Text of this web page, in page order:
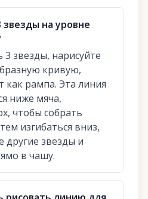
звезды на уровне
звезды, нарисуйте
кривую,
как рампа. Эта линия
ниже мяча,
чтобы собрать
изгибаться вниз,
другие звезды и
в чашу.